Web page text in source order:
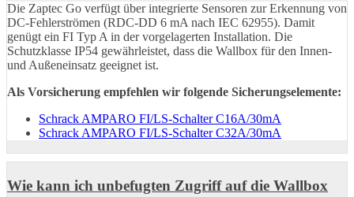
Die Zaptec Go verfügt über integrierte Sensoren zur Erkennung von
DC-Fehlerströmen (RDC-DD 6 mA nach IEC 62955). Damit
genügt ein FI Typ A in der vorgelagerten Installation. Die
Schutzklasse IP54 gewährleistet, dass die Wallbox für den Innen-
und Außeneinsatz geeignet ist.
Als Vorsicherung empfehlen wir folgende Sicherungselemente:
Schrack AMPARO FI/LS-Schalter C16A/30mA
Schrack AMPARO FI/LS-Schalter C32A/30mA
Wie kann ich unbefugten Zugriff auf die Wallbox